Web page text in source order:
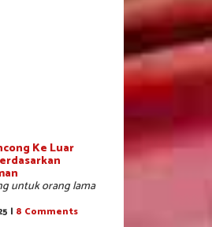
Ke Luar
untuk orang lama
| 8 Comments